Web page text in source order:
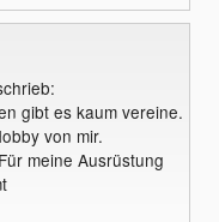
gibt es kaum vereine.
von mir.
meine Ausrüstung